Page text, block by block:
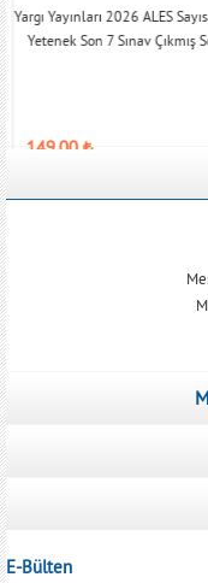
Yargı Yayınları 2026 ALES
Yetenek Son 7 Sınav Çıkmış
149,00₺
E-Bülten